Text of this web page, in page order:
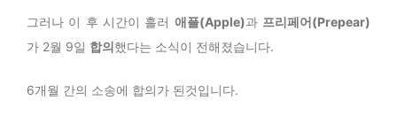
그러나 이 후 시간이 흘러 애플(Apple)과 프리페어(Prepear)
가 2월 9일 합의했다는 소식이 전해졌습니다.
6개월 간의 소송에 합의가 된것입니다.